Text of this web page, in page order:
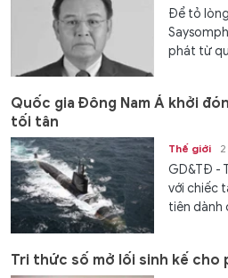
Để tỏ
phát từ
Quốc gia Đông Nam Á khởi
tối tân
Thế giới
GD&TĐ -
với chiếc
tiên dành
Tri thức số mở lối sinh kế cho